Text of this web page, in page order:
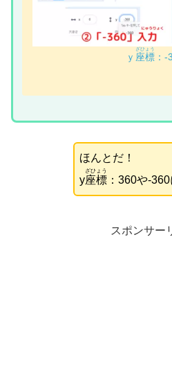
ｙ 座標
ざひょう
：-
ほんとだ！
y座標
ざひょう
：360や-
スポンサー